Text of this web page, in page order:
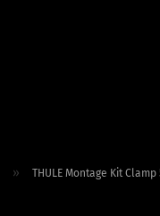
» THULE Montage Kit Clamp